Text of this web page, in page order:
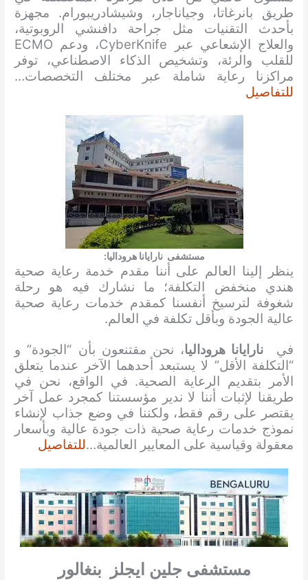
طريق بانرغاتا، وجياناجار، وشيشادريبورام. مجهزة
بأحدث التقنيات مثل جراحة دافنشي الروبوتية،
والعلاج الإشعاعي عبر CyberKnife، ودعم ECMO
للقلب والرئة، وتشخيص الذكاء الاصطناعي، توفر
مراكزنا رعاية شاملة عبر مختلف التخصصات…
للتفاصيل
مستشفى نارايانا هروداليا:
ينظر إلينا العالم على أننا مقدم خدمة رعاية صحية
هندي منخفض التكلفة؛ ما نشارك فيه هو رحلة
شغوفة لترسيخ أنفسنا كمقدم خدمات رعاية صحية
عالية الجودة وبأقل تكلفة في العالم.
في نارايانا هروداليا، نحن مقتنعون بأن “الجودة” و
“التكلفة الأقل” لا يستبعد أحدهما الآخر عندما يتعلق
الأمر بتقديم الرعاية الصحية. في الواقع، نحن في
طريقنا لإثبات أننا لا ندير مؤسستنا كمجرد عمل آخر
يقتصر على رقم فقط، ولكننا في وضع جذاب لإنشاء
نموذج خدمات رعاية صحية ذات جودة عالية وبأسعار
معقولة وقياسية على المعايير العالمية…للتفاصيل
مستشفى جلين ايجلز بنغالور